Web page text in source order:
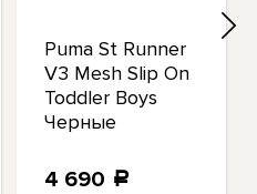
Puma St Runner
V3 Mesh Slip On
Toddler Boys
Черные
Повседневная
4 690 a